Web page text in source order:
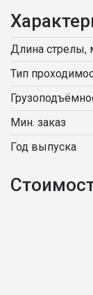
Длина стрелы,
Тип
Мин. заказ
Год выпуска